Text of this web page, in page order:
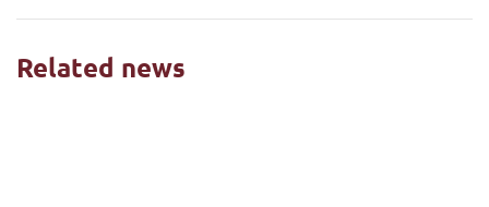
Related news